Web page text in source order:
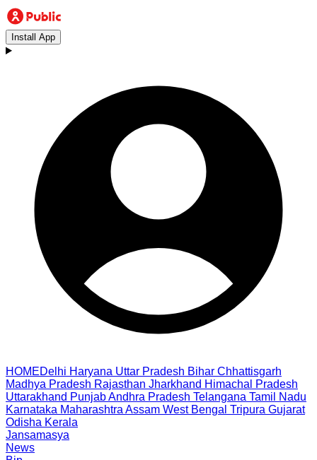
Install App
HOMEDelhi Haryana Uttar Pradesh Bihar Chhattisgarh
Madhya Pradesh Rajasthan Jharkhand Himachal Pradesh
Uttarakhand PunjabAndhra Pradesh Telangana Tamil Nadu
Karnataka Maharashtra Assam West Bengal Tripura Gujarat
Odisha Kerala
Jansamasya
News